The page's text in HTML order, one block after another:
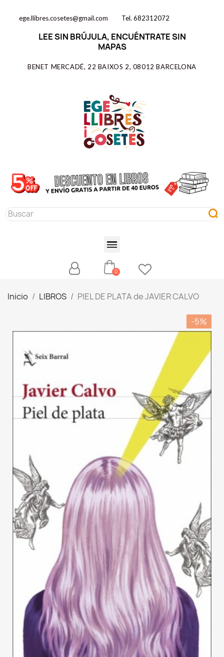
ege.llibres.cosetes@gmail.com Tel. 682312072
LEE SIN BRÚJULA, ENCUÉNTRATE SIN
MAPAS
BENET MERCADÉ, 22 BAIXOS 2, 08012 BARCELONA
Inicio LIBROS PIEL DE PLATA de JAVIER CALVO
-5%